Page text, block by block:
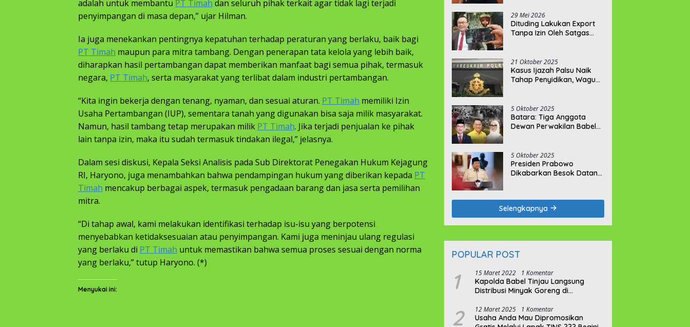
adalah untuk membantu PT Timah dan seluruh pihak terkait agar tidak lagi terjadi
penyimpangan di masa depan,” ujar Hilman.
Ia juga menekankan pentingnya kepatuhan terhadap peraturan yang berlaku, baik bagi
PT Timah maupun para mitra tambang. Dengan penerapan tata kelola yang lebih baik,
diharapkan hasil pertambangan dapat memberikan manfaat bagi semua pihak, termasuk
negara, PT Timah, serta masyarakat yang terlibat dalam industri pertambangan.
“Kita ingin bekerja dengan tenang, nyaman, dan sesuai aturan. PT Timah memiliki Izin
Usaha Pertambangan (IUP), sementara tanah yang digunakan bisa saja milik masyarakat.
Namun, hasil tambang tetap merupakan milik PT Timah. Jika terjadi penjualan ke pihak
lain tanpa izin, maka itu sudah termasuk tindakan ilegal,” jelasnya.
Dalam sesi diskusi, Kepala Seksi Analisis pada Sub Direktorat Penegakan Hukum Kejagung
RI, Haryono, juga menambahkan bahwa pendampingan hukum yang diberikan kepada PT
Timah mencakup berbagai aspek, termasuk pengadaan barang dan jasa serta pemilihan
mitra.
“Di tahap awal, kami melakukan identifikasi terhadap isu-isu yang berpotensi
menyebabkan ketidaksesuaian atau penyimpangan. Kami juga meninjau ulang regulasi
yang berlaku di PT Timah untuk memastikan bahwa semua proses sesuai dengan norma
yang berlaku,” tutup Haryono. (*)
Menyukai ini:
29 Mei 2026
‎Dituding Lakukan Export
Tanpa Izin Oleh Satgas
21 Oktober 2025
Kasus Ijazah Palsu Naik
Tahap Penyidikan, Wagub
5 Oktober 2025
Batara: Tiga Anggota
Dewan Perwakilan Babel
5 Oktober 2025
Presiden Prabowo
Dikabarkan Besok Datang
Selengkapnya
POPULAR POST
1 15 Maret 2022 1 Komentar
Kapolda Babel Tinjau Langsung
Distribusi Minyak Goreng di
2 12 Maret 2025 1 Komentar
Usaha Anda Mau Dipromosikan